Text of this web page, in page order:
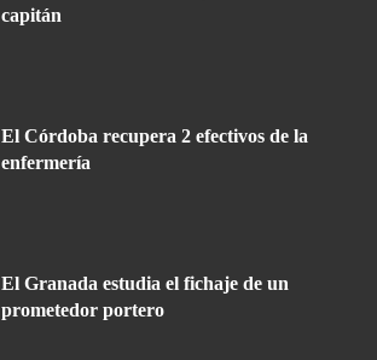
capitán
El Córdoba recupera 2 efectivos de la
enfermería
El Granada estudia el fichaje de un
prometedor portero